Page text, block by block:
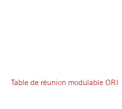
Table de réunion modulable ORI